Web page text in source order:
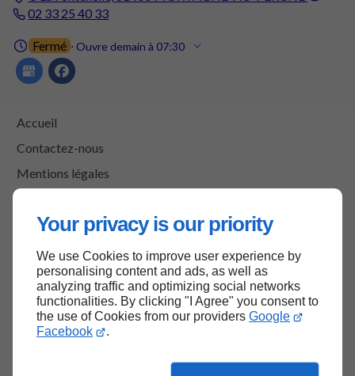
Your privacy is our priority
We use Cookies to improve user experience by
personalising content and ads, as well as
analyzing traffic and optimizing social networks
functionalities. By clicking "I Agree" you consent to
the use of Cookies from our providers Google
Facebook
.
02 33 25 40 33
Fermé ⋅ Ouvre demain à 07:30
Accueil
Contactez-nous
Mentions légales
Haut de page